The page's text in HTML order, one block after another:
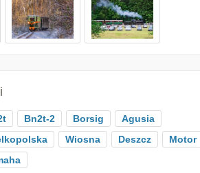
Bn2t-2 Borsig
Agusia
Wiosna Deszcz
Motor